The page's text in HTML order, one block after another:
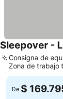
Sleepover -
Consigna de
Zona de trabajo
dedicada
De $